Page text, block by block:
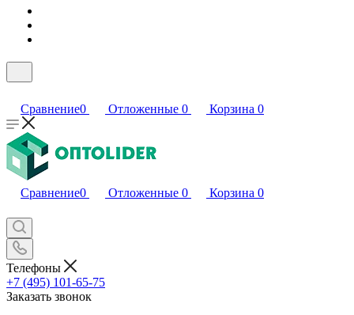
Сравнение0 Отложенные 0 Корзина 0
Сравнение0 Отложенные 0 Корзина 0
Телефоны
+7 (495) 101-65-75
Заказать звонок